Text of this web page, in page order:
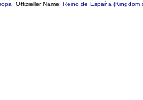
, Offizieller Name: Reino de España (Kingdom